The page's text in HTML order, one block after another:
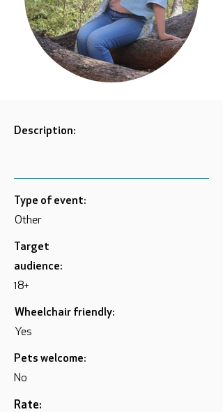
Description:
Type of event:
Other
Target
audience:
18+
Wheelchair friendly:
Yes
Pets welcome:
No
Rate: